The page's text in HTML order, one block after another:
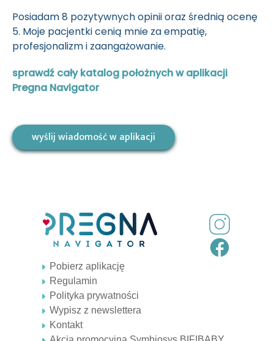
Posiadam8 pozytywnych opinii oraz średnią ocenę
5. Moje pacjentki cenią mnie za empatię,
profesjonalizm i zaangażowanie.
sprawdź cały katalog położnych w aplikacji
Pregna Navigator
wyślij wiadomość w aplikacji
Pobierz aplikację
Regulamin
Polityka prywatności
Wypisz z newslettera
Kontakt